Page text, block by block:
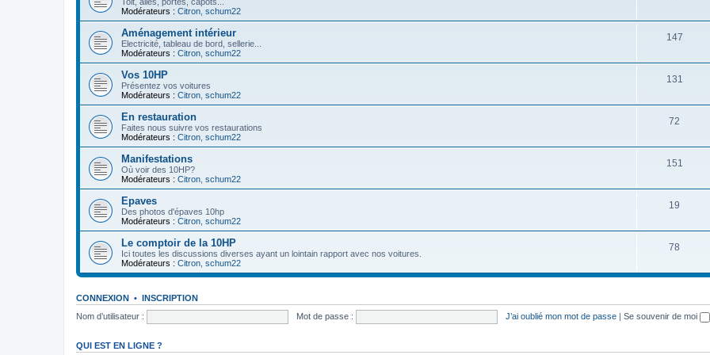
Modérateurs : Citron schum22
Aménagement intérieur
Electricité, tableau de bord, sellerie...
Modérateurs : Citron schum22
147
Vos 10HP
Présentez vos voitures
Modérateurs : Citron schum22
131
En restauration
Faites nous suivre vos restaurations
Modérateurs : Citron schum22
72
Manifestations
Où voir des 10HP?
Modérateurs : Citron schum22
151
Epaves
Des photos d'épaves 10hp
Modérateurs : Citron schum22
19
Le comptoir de la 10HP
Ici toutes les discussions diverses ayant un lointain rapport avec nos voitures.
Modérateurs : Citron schum22
78
CONNEXION • INSCRIPTION
Nom d’utilisateur :
Mot de passe : J’ai oublié mon mot de passe | Se souvenir de moi
QUI EST EN LIGNE ?